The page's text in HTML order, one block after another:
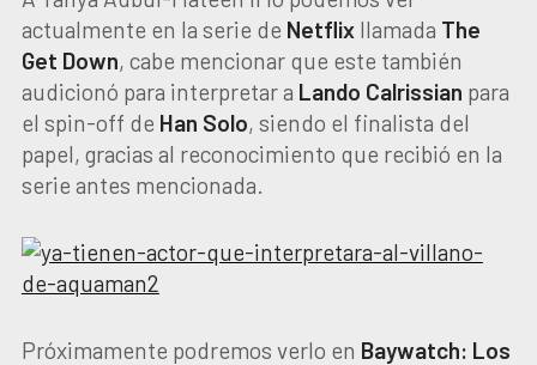
actualmente en la serie de Netflixllamada The
Get Down, cabe mencionar que este también
audicionó para interpretar a Lando Calrissian para
el spin-off de Han Solo, siendo el finalista del
papel, gracias al reconocimiento que recibió en la
serie antes mencionada.
Próximamente podremos verlo en Baywatch: Los